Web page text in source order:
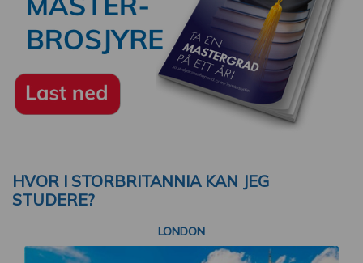
HVOR I STORBRITANNIA KAN JEG
STUDERE?
LONDON